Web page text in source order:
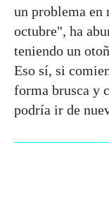
un problema en
octubre", ha
teniendo un
Eso sí, si
forma brusca y
podría ir de